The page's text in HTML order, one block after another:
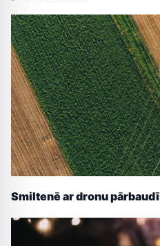
Smiltenē ar dronu